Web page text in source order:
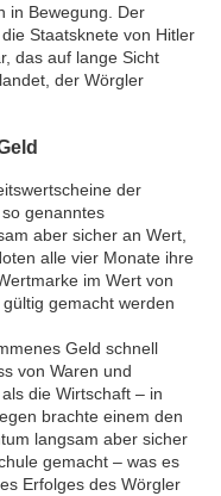
in Bewegung. Der
Staatsknete von Hitler
das auf lange Sicht
der Wörgler
der
genanntes
aber sicher an Wert,
alle vier Monate ihre
im Wert von
gemacht werden
Geld schnell
von Waren und
die Wirtschaft – in
brachte einem den
langsam aber sicher
gemacht – was es
Erfolges des Wörgler